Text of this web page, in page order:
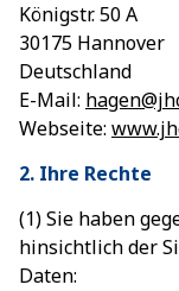
Königstr. 50 A
30175 Hannover
Deutschland
E-Mail:
Webseite:
2. Ihre Rechte
(1) Sie haben
hinsichtlich der
Daten: